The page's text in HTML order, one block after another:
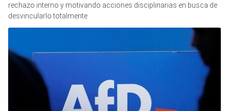
rechazo interno y motivando acciones disciplinarias en busca de
desvincularlo totalmente